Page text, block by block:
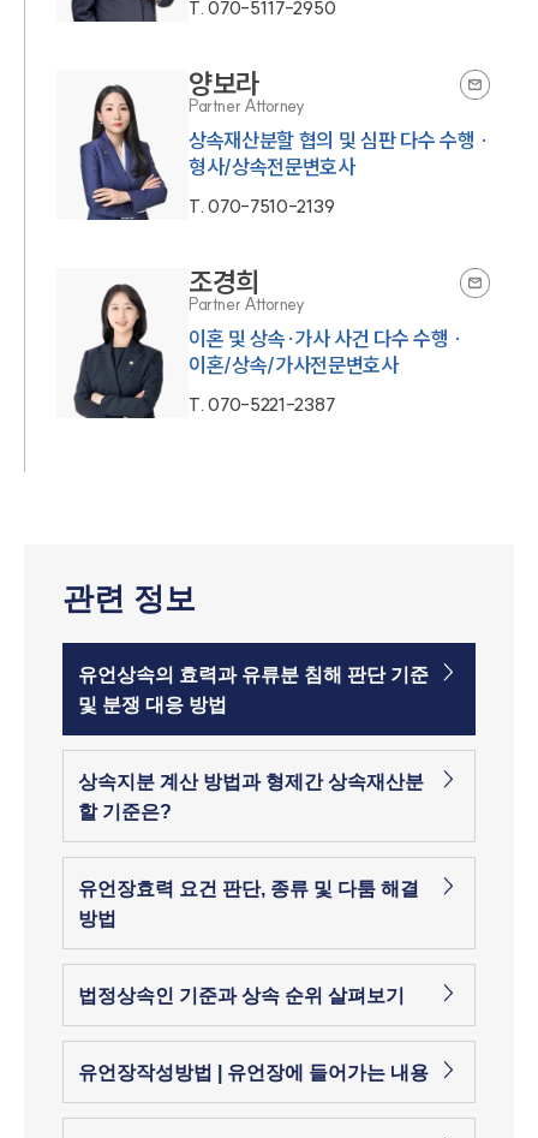
T.070-5117-2950
양보라
Partner Attorney
상속재산분할 협의 및 심판 다수 수행 ·
형사/상속전문변호사
T.070-7510-2139
조경희
Partner Attorney
이혼 및 상속·가사 사건 다수 수행 ·
이혼/상속/가사전문변호사
T.070-5221-2387
관련 정보
유언상속의 효력과 유류분 침해 판단 기준
및 분쟁 대응 방법
상속지분 계산 방법과 형제간 상속재산분
할 기준은?
유언장효력 요건 판단, 종류 및 다툼 해결
방법
법정상속인 기준과 상속 순위 살펴보기
유언장작성방법 | 유언장에 들어가는 내용